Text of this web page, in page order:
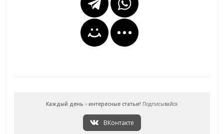
Каждый день - интересные статьи! Подписывайся
ВКонтакте